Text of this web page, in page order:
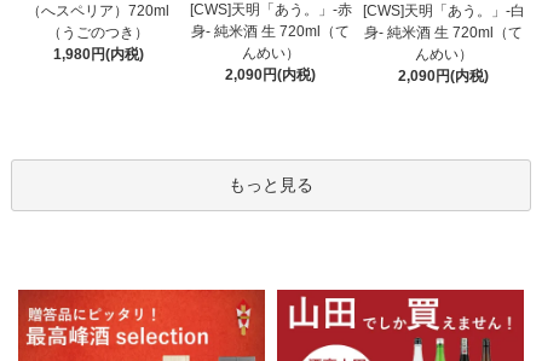
（へスペリア）720ml
（うごのつき）
1,980円(内税)
[CWS]天明「あう。」-赤
身- 純米酒 生 720ml（て
んめい）
2,090円(内税)
[CWS]天明「あう。」-白
身- 純米酒 生 720ml（て
んめい）
2,090円(内税)
もっと見る